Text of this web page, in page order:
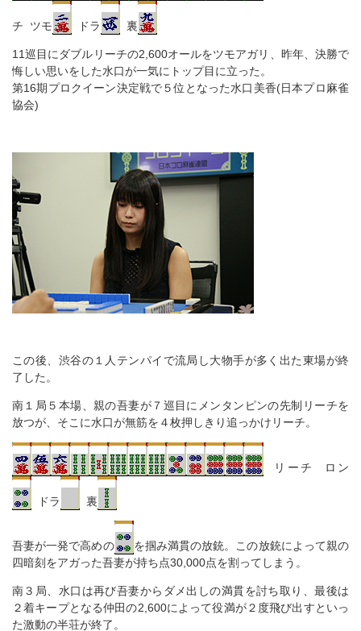
チ ツモ ドラ 裏
11巡目にダブルリーチの2,600オールをツモアガリ、昨年、決勝で
悔しい思いをした水口が一気にトップ目に立った。
第16期プロクイーン決定戦で５位となった水口美香(日本プロ麻雀
協会)
この後、渋谷の１人テンパイで流局し大物手が多く出た東場が終
了した。
南１局５本場、親の吾妻が７巡目にメンタンピンの先制リーチを
放つが、そこに水口が無筋を４枚押しきり追っかけリーチ。
リーチ ロン
ドラ 裏
吾妻が一発で高めの
を掴み満貫の放銃。この放銃によって親の
四暗刻をアガった吾妻が持ち点30,000点を割ってしまう。
南３局、水口は再び吾妻からダメ出しの満貫を討ち取り、最後は
２着キープとなる仲田の2,600によって役満が２度飛び出すといっ
た激動の半荘が終了。